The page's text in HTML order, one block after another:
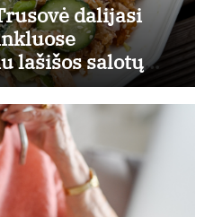
dalijasi
lašišos salotų